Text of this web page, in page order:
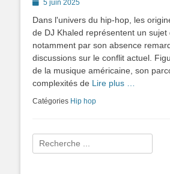
Posted5 juin 2025
Dans l'univers du hip-hop, les
de DJ Khaled représentent un sujet
notamment par son absence
discussions sur le conflit actuel.
de la musique américaine, son
complexités de Lire plus …
Catégories Hip hop
Rechercher :